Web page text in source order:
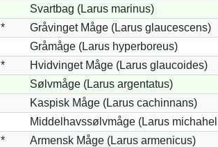
Svartbag (Larus marinus)
*
Gråvinget Måge (Larus glaucescens)
Gråmåge (Larus hyperboreus)
*
Hvidvinget Måge (Larus glaucoides)
Sølvmåge (Larus argentatus)
Kaspisk Måge (Larus cachinnans)
Middelhavssølvmåge (Larus
*
Armensk Måge (Larus armenicus)